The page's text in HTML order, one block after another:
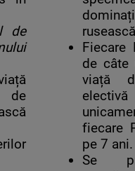
de
de
Fiecare
de câte
viață
fiecare
pe 7 ani.
Se